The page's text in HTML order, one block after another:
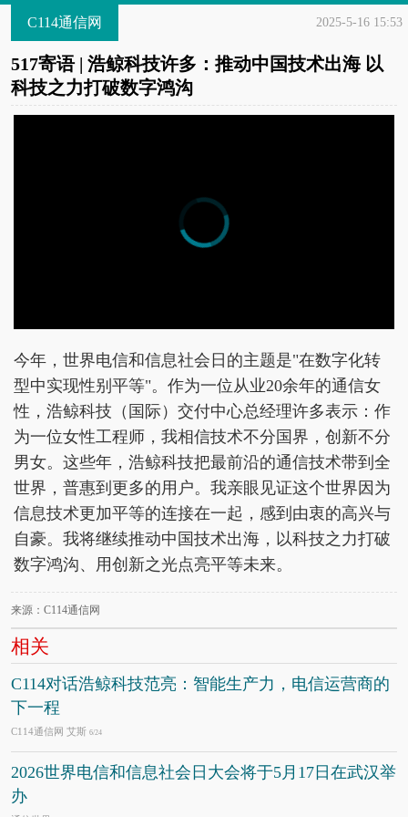
C114通信网 2025-5-16 15:53
517寄语 | 浩鲸科技许多：推动中国技术出海 以
科技之力打破数字鸿沟
今年，世界电信和信息社会日的主题是"在数字化转
型中实现性别平等"。作为一位从业20余年的通信女
性，浩鲸科技（国际）交付中心总经理许多表示：作
为一位女性工程师，我相信技术不分国界，创新不分
男女。这些年，浩鲸科技把最前沿的通信技术带到全
世界，普惠到更多的用户。我亲眼见证这个世界因为
信息技术更加平等的连接在一起，感到由衷的高兴与
自豪。我将继续推动中国技术出海，以科技之力打破
数字鸿沟、用创新之光点亮平等未来。
来源：C114通信网
相关
C114对话浩鲸科技范亮：智能生产力，电信运营商的
下一程
C114通信网 艾斯 6/24
2026世界电信和信息社会日大会将于5月17日在武汉举
办